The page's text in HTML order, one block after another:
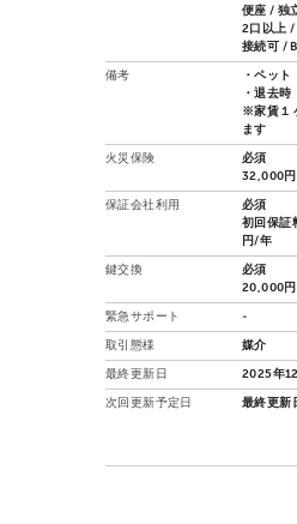
便座 / 独
2口以上 /
接続可 /
備考
・ペット
・退去時
※家賃１
ます
火災保険
必須
32,000円
保証会社利用
必須
初回保証
円/年
鍵交換
必須
20,000円
緊急サポート -
取引態様 媒介
最終更新日 2025年
次回更新予定日 最終更新